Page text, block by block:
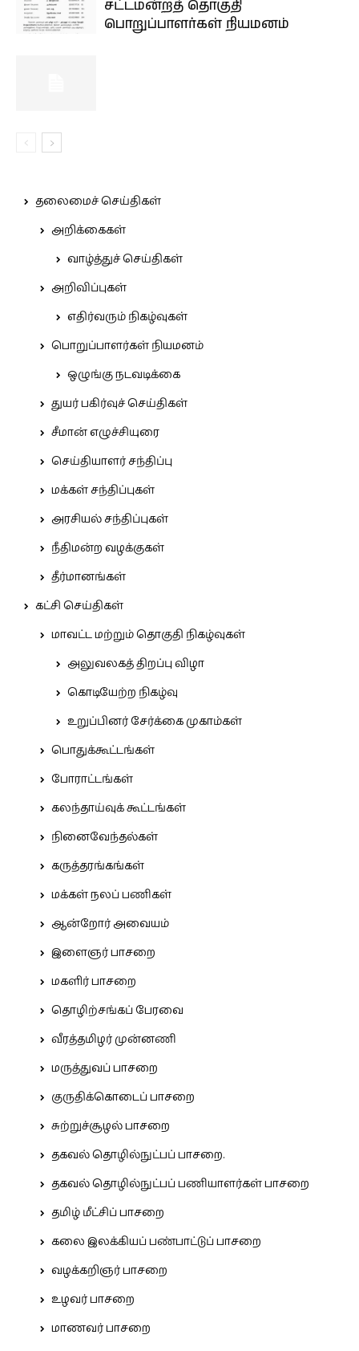
சட்டமன்றத் தொகுதி
பொறுப்பாளர்கள் நியமனம்
தலைமைச் செய்திகள்
அறிக்கைகள்
வாழ்த்துச் செய்திகள்
அறிவிப்புகள்
எதிர்வரும் நிகழ்வுகள்
பொறுப்பாளர்கள் நியமனம்
ஒழுங்கு நடவடிக்கை
துயர் பகிர்வுச் செய்திகள்
சீமான் எழுச்சியுரை
செய்தியாளர் சந்திப்பு
மக்கள் சந்திப்புகள்
அரசியல் சந்திப்புகள்
நீதிமன்ற வழக்குகள்
தீர்மானங்கள்
கட்சி செய்திகள்
மாவட்ட மற்றும் தொகுதி நிகழ்வுகள்
அலுவலகத் திறப்பு விழா
கொடியேற்ற நிகழ்வு
உறுப்பினர் சேர்க்கை முகாம்கள்
பொதுக்கூட்டங்கள்
போராட்டங்கள்
கலந்தாய்வுக் கூட்டங்கள்
நினைவேந்தல்கள்
கருத்தரங்கங்கள்
மக்கள் நலப் பணிகள்
ஆன்றோர் அவையம்
இளைஞர் பாசறை
மகளிர் பாசறை
தொழிற்சங்கப் பேரவை
வீரத்தமிழர் முன்னணி
மருத்துவப் பாசறை
குருதிக்கொடைப் பாசறை
சுற்றுச்சூழல் பாசறை
தகவல் தொழில்நுட்பப் பாசறை.
தகவல் தொழில்நுட்பப் பணியாளர்கள் பாசறை
தமிழ் மீட்சிப் பாசறை
கலை இலக்கியப் பண்பாட்டுப் பாசறை
வழக்கறிஞர் பாசறை
உழவர் பாசறை
மாணவர் பாசறை